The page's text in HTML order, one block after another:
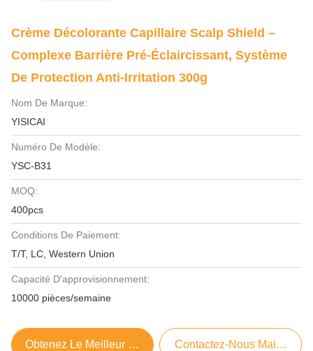
Crème Décolorante Capillaire Scalp Shield –
Complexe Barrière Pré-Éclaircissant, Système
De Protection Anti-Irritation 300g
Nom De Marque:
YISICAI
Numéro De Modèle:
YSC-B31
MOQ:
400pcs
Conditions De Paiement:
T/T, LC, Western Union
Capacité D'approvisionnement:
10000 pièces/semaine
Obtenez Le Meilleur Prix Contactez-Nous Maintenant